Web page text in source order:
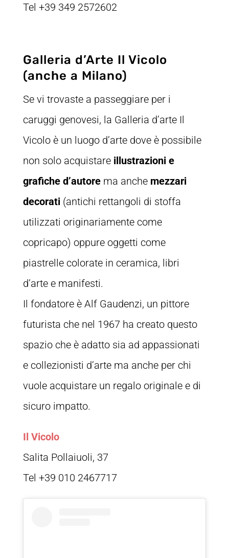
Tel +39 349 2572602
Galleria d’Arte Il Vicolo
(anche a Milano)
Se vi trovaste a passeggiare per i
caruggi genovesi, la Galleria d’arte Il
Vicolo è un luogo d’arte dove è possibile
non solo acquistare illustrazioni e
grafiche d’autorema anche mezzari
decorati(antichi rettangoli di stoffa
utilizzati originariamente come
copricapo) oppure oggetti come
piastrelle colorate in ceramica, libri
d’arte e manifesti.
Il fondatore è Alf Gaudenzi, un pittore
futurista che nel 1967 ha creato questo
spazio che è adatto sia ad appassionati
e collezionisti d’arte ma anche per chi
vuole acquistare un regalo originale e di
sicuro impatto.
Il Vicolo
Salita Pollaiuoli, 37
Tel +39 010 2467717